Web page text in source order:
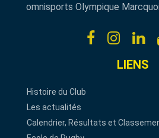
omnisports Olympique
LIENS
Histoire du Club
Les actualités
Calendrier, Résultats et